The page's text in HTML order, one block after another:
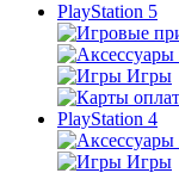
PlayStation 5
Игры
PlayStation 4
Игры